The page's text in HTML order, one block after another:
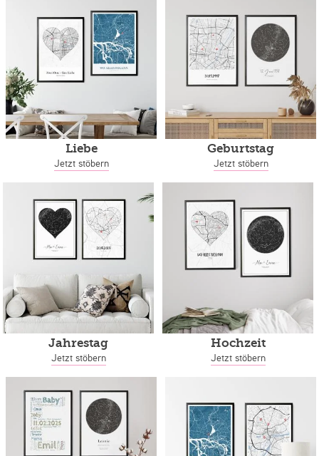
Liebe
Jetzt stöbern
Geburtstag
Jetzt stöbern
Jahrestag
Jetzt stöbern
Hochzeit
Jetzt stöbern